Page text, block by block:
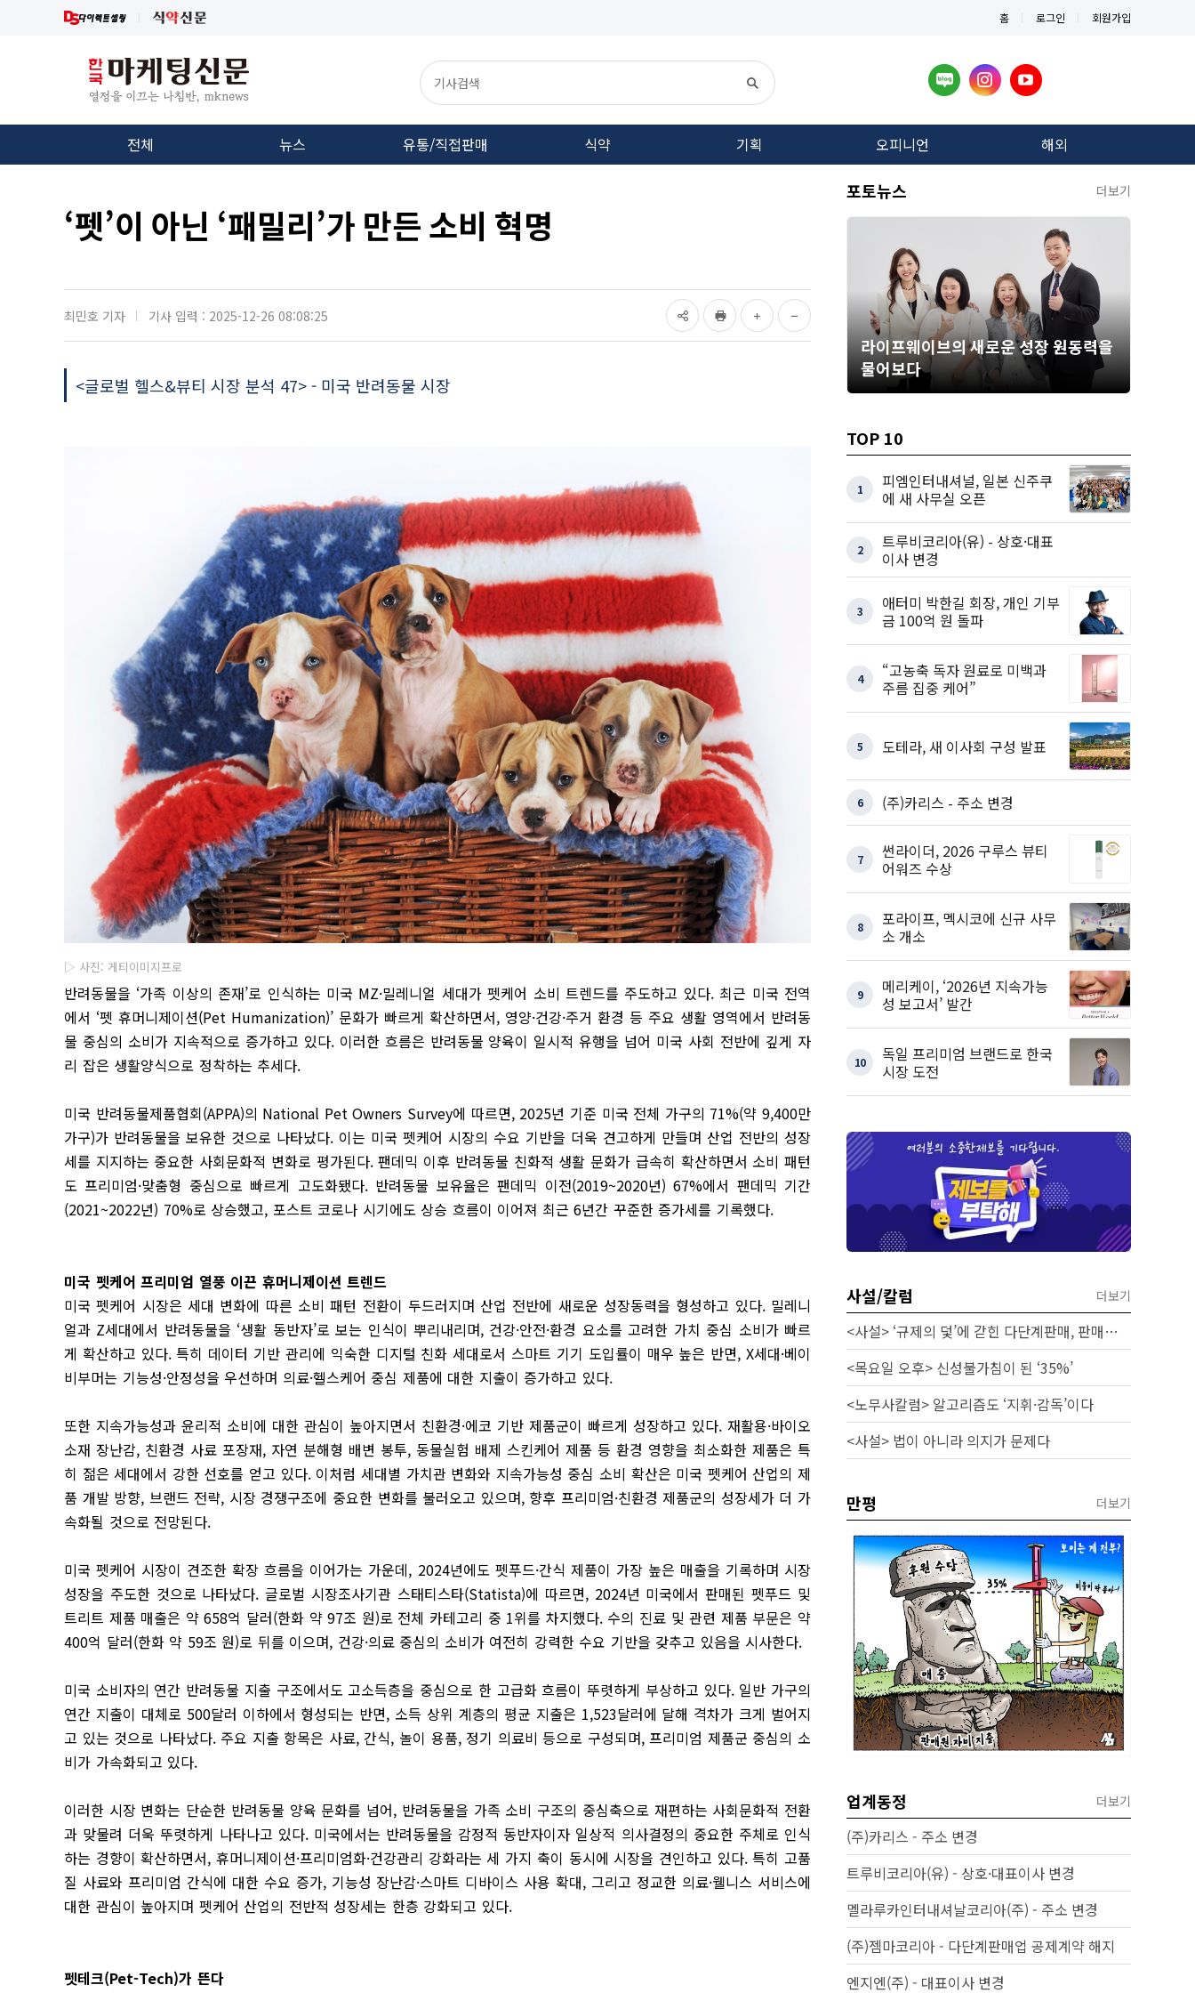
홈 로그인 회원가입
전체 뉴스 유통/직접판매 식약 기획 오피니언 해외
‘펫’이 아닌 ‘패밀리’가 만든 소비 혁명
최민호 기자 기사 입력 : 2025-12-26 08:08:25
<글로벌 헬스&뷰티 시장 분석 47> - 미국 반려동물 시장
▷ 사진: 게티이미지프로
반려동물을 ‘가족 이상의 존재’로 인식하는 미국 MZ·밀레니얼 세대가 펫케어 소비 트렌드를 주도하고 있다. 최근 미국 전역
에서 ‘펫 휴머니제이션(Pet Humanization)’ 문화가 빠르게 확산하면서, 영양·건강·주거 환경 등 주요 생활 영역에서 반려동
물 중심의 소비가 지속적으로 증가하고 있다. 이러한 흐름은 반려동물 양육이 일시적 유행을 넘어 미국 사회 전반에 깊게 자
리 잡은 생활양식으로 정착하는 추세다.
미국 반려동물제품협회(APPA)의 National Pet Owners Survey에 따르면, 2025년 기준 미국 전체 가구의 71%(약 9,400만
가구)가 반려동물을 보유한 것으로 나타났다. 이는 미국 펫케어 시장의 수요 기반을 더욱 견고하게 만들며 산업 전반의 성장
세를 지지하는 중요한 사회문화적 변화로 평가된다. 팬데믹 이후 반려동물 친화적 생활 문화가 급속히 확산하면서 소비 패턴
도 프리미엄·맞춤형 중심으로 빠르게 고도화됐다. 반려동물 보유율은 팬데믹 이전(2019~2020년) 67%에서 팬데믹 기간
(2021~2022년) 70%로 상승했고, 포스트 코로나 시기에도 상승 흐름이 이어져 최근 6년간 꾸준한 증가세를 기록했다.
미국 펫케어 프리미엄 열풍 이끈 휴머니제이션 트렌드
미국 펫케어 시장은 세대 변화에 따른 소비 패턴 전환이 두드러지며 산업 전반에 새로운 성장동력을 형성하고 있다. 밀레니
얼과 Z세대에서 반려동물을 ‘생활 동반자’로 보는 인식이 뿌리내리며, 건강·안전·환경 요소를 고려한 가치 중심 소비가 빠르
게 확산하고 있다. 특히 데이터 기반 관리에 익숙한 디지털 친화 세대로서 스마트 기기 도입률이 매우 높은 반면, X세대·베이
비부머는 기능성·안정성을 우선하며 의료·헬스케어 중심 제품에 대한 지출이 증가하고 있다.
또한 지속가능성과 윤리적 소비에 대한 관심이 높아지면서 친환경·에코 기반 제품군이 빠르게 성장하고 있다. 재활용·바이오
소재 장난감, 친환경 사료 포장재, 자연 분해형 배변 봉투, 동물실험 배제 스킨케어 제품 등 환경 영향을 최소화한 제품은 특
히 젊은 세대에서 강한 선호를 얻고 있다. 이처럼 세대별 가치관 변화와 지속가능성 중심 소비 확산은 미국 펫케어 산업의 제
품 개발 방향, 브랜드 전략, 시장 경쟁구조에 중요한 변화를 불러오고 있으며, 향후 프리미엄·친환경 제품군의 성장세가 더 가
속화될 것으로 전망된다.
미국 펫케어 시장이 견조한 확장 흐름을 이어가는 가운데, 2024년에도 펫푸드·간식 제품이 가장 높은 매출을 기록하며 시장
성장을 주도한 것으로 나타났다. 글로벌 시장조사기관 스태티스타(Statista)에 따르면, 2024년 미국에서 판매된 펫푸드 및
트리트 제품 매출은 약 658억 달러(한화 약 97조 원)로 전체 카테고리 중 1위를 차지했다. 수의 진료 및 관련 제품 부문은 약
400억 달러(한화 약 59조 원)로 뒤를 이으며, 건강·의료 중심의 소비가 여전히 강력한 수요 기반을 갖추고 있음을 시사한다.
미국 소비자의 연간 반려동물 지출 구조에서도 고소득층을 중심으로 한 고급화 흐름이 뚜렷하게 부상하고 있다. 일반 가구의
연간 지출이 대체로 500달러 이하에서 형성되는 반면, 소득 상위 계층의 평균 지출은 1,523달러에 달해 격차가 크게 벌어지
고 있는 것으로 나타났다. 주요 지출 항목은 사료, 간식, 놀이 용품, 정기 의료비 등으로 구성되며, 프리미엄 제품군 중심의 소
비가 가속화되고 있다.
이러한 시장 변화는 단순한 반려동물 양육 문화를 넘어, 반려동물을 가족 소비 구조의 중심축으로 재편하는 사회문화적 전환
과 맞물려 더욱 뚜렷하게 나타나고 있다. 미국에서는 반려동물을 감정적 동반자이자 일상적 의사결정의 중요한 주체로 인식
하는 경향이 확산하면서, 휴머니제이션·프리미엄화·건강관리 강화라는 세 가지 축이 동시에 시장을 견인하고 있다. 특히 고품
질 사료와 프리미엄 간식에 대한 수요 증가, 기능성 장난감·스마트 디바이스 사용 확대, 그리고 정교한 의료·웰니스 서비스에
대한 관심이 높아지며 펫케어 산업의 전반적 성장세는 한층 강화되고 있다.
펫테크(Pet-Tech)가 뜬다
포토뉴스 더보기
라이프웨이브의 새로운 성장 원동력을
물어보다
TOP 10
1
피엠인터내셔널, 일본 신주쿠
에 새 사무실 오픈
2
트루비코리아(유) - 상호·대표
이사 변경
3
애터미 박한길 회장, 개인 기부
금 100억 원 돌파
4
“고농축 독자 원료로 미백과
주름 집중 케어”
5 도테라, 새 이사회 구성 발표
6 (주)카리스 - 주소 변경
7
썬라이더, 2026 구루스 뷰티
어워즈 수상
8
포라이프, 멕시코에 신규 사무
소 개소
9
메리케이, ‘2026년 지속가능
성 보고서’ 발간
10
독일 프리미엄 브랜드로 한국
시장 도전
사설/칼럼 더보기
<사설> ‘규제의 덫’에 갇힌 다단계판매, 판매원 보호 시급하다
<목요일 오후> 신성불가침이 된 ‘35%’
<노무사칼럼> 알고리즘도 ‘지휘·감독’이다
<사설> 법이 아니라 의지가 문제다
만평 더보기
업계동정 더보기
(주)카리스 - 주소 변경
트루비코리아(유) - 상호·대표이사 변경
멜라루카인터내셔날코리아(주) - 주소 변경
(주)젬마코리아 - 다단계판매업 공제계약 해지
엔지엔(주) - 대표이사 변경